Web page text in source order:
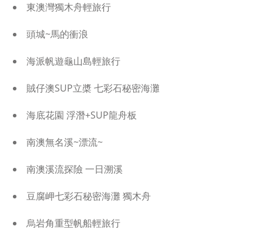
東澳灣獨木舟輕旅行
頭城~馬的衝浪
海派帆遊龜山島輕旅行
賊仔澳SUP立槳 七彩石秘密海灘
海底花園 浮潛+SUP龍舟板
南澳無名溪~漂流~
南澳溪流探險 一日溯溪
豆腐岬七彩石秘密海灘 獨木舟
烏岩角重型帆船輕旅行